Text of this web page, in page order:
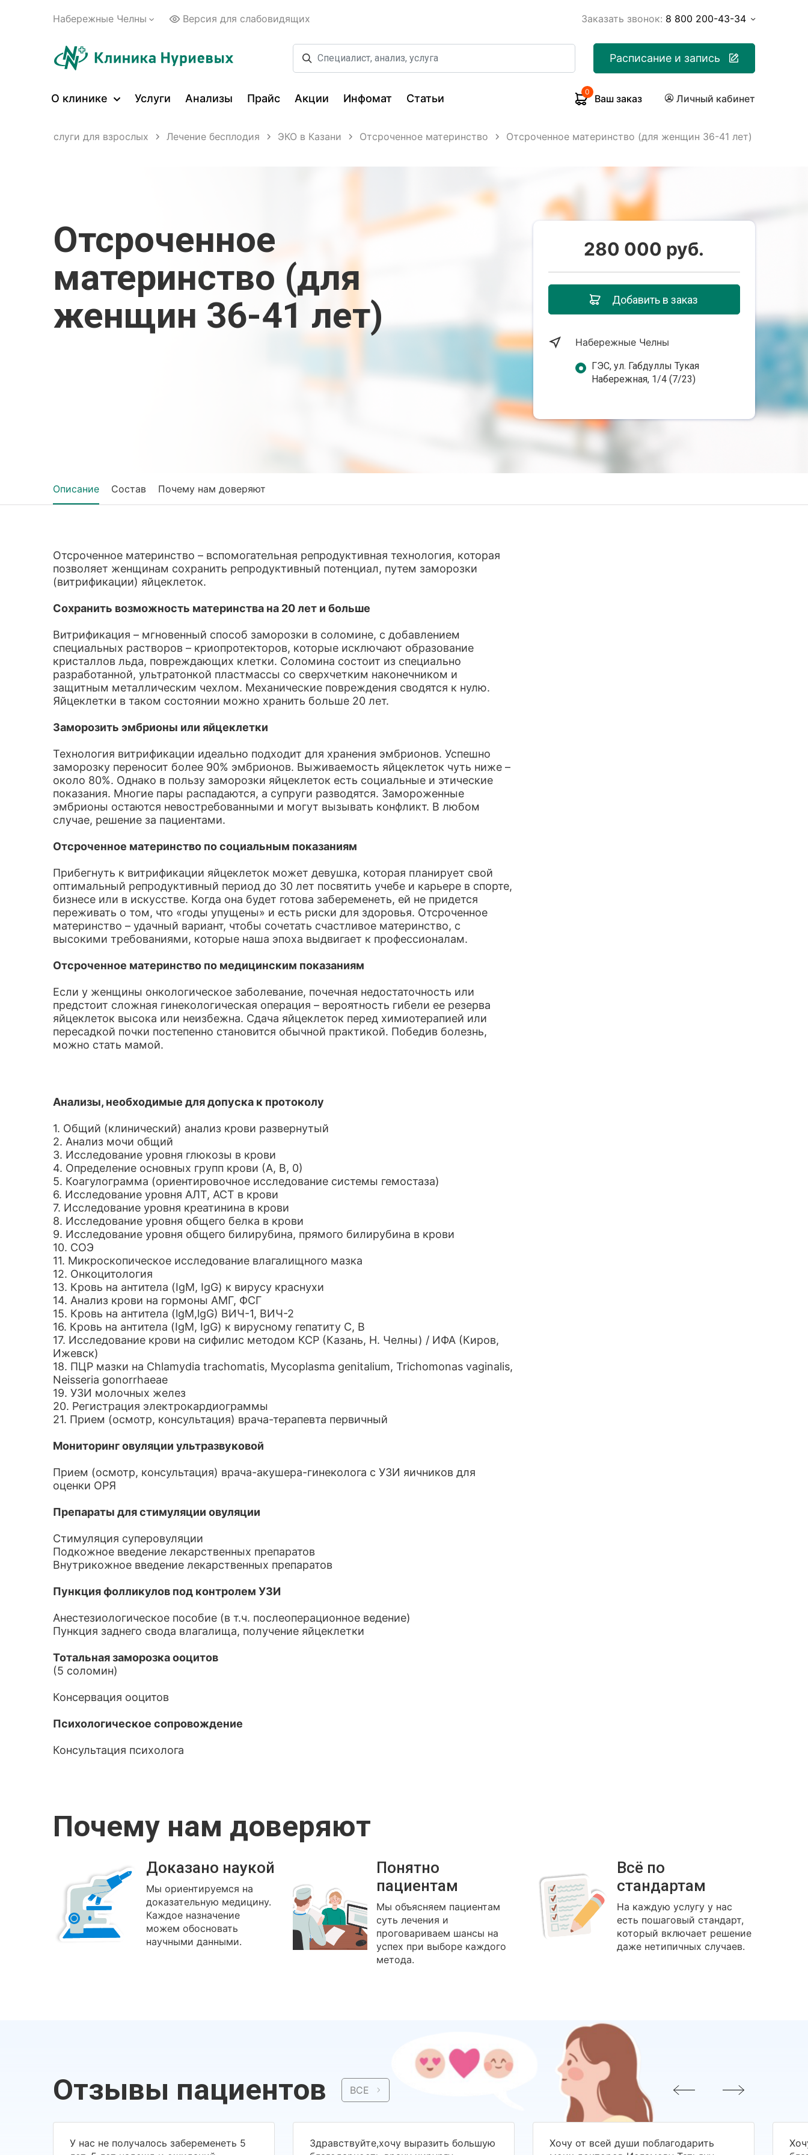
Набережные Челны Версия для слабовидящих Заказать звонок: 8 800 200-43-34
Расписание и запись
О клинике Услуги Анализы Прайс Акции Инфомат Статьи
0
Ваш заказ Личный кабинет
услуги для взрослых Лечение бесплодия ЭКО в Казани Отсроченное материнство Отсроченное материнство (для женщин 36-41 лет)
Отсроченное
материнство (для
женщин 36-41 лет)
280 000 руб.
Добавить в заказ
Набережные Челны
ГЭС, ул. Габдуллы Тукая
Набережная, 1/4 (7/23)
Описание Состав Почему нам доверяют
Отсроченное материнство – вспомогательная репродуктивная технология, которая
позволяет женщинам сохранить репродуктивный потенциал, путем заморозки
(витрификации) яйцеклеток.
Сохранить возможность материнства на 20 лет и больше
Витрификация – мгновенный способ заморозки в соломине, с добавлением
специальных растворов – криопротекторов, которые исключают образование
кристаллов льда, повреждающих клетки. Соломина состоит из специально
разработанной, ультратонкой пластмассы со сверхчетким наконечником и
защитным металлическим чехлом. Механические повреждения сводятся к нулю.
Яйцеклетки в таком состоянии можно хранить больше 20 лет.
Заморозить эмбрионы или яйцеклетки
Технология витрификации идеально подходит для хранения эмбрионов. Успешно
заморозку переносит более 90% эмбрионов. Выживаемость яйцеклеток чуть ниже –
около 80%. Однако в пользу заморозки яйцеклеток есть социальные и этические
показания. Многие пары распадаются, а супруги разводятся. Замороженные
эмбрионы остаются невостребованными и могут вызывать конфликт. В любом
случае, решение за пациентами.
Отсроченное материнство по социальным показаниям
Прибегнуть к витрификации яйцеклеток может девушка, которая планирует свой
оптимальный репродуктивный период до 30 лет посвятить учебе и карьере в спорте,
бизнесе или в искусстве. Когда она будет готова забеременеть, ей не придется
переживать о том, что «годы упущены» и есть риски для здоровья. Отсроченное
материнство – удачный вариант, чтобы сочетать счастливое материнство, с
высокими требованиями, которые наша эпоха выдвигает к профессионалам.
Отсроченное материнство по медицинским показаниям
Если у женщины онкологическое заболевание, почечная недостаточность или
предстоит сложная гинекологическая операция – вероятность гибели ее резерва
яйцеклеток высока или неизбежна. Сдача яйцеклеток перед химиотерапией или
пересадкой почки постепенно становится обычной практикой. Победив болезнь,
можно стать мамой.
Анализы, необходимые для допуска к протоколу
1. Общий (клинический) анализ крови развернутый
2. Анализ мочи общий
3. Исследование уровня глюкозы в крови
4. Определение основных групп крови (А, В, 0)
5. Коагулограмма (ориентировочное исследование системы гемостаза)
6. Исследование уровня АЛТ, АСТ в крови
7. Исследование уровня креатинина в крови
8. Исследование уровня общего белка в крови
9. Исследование уровня общего билирубина, прямого билирубина в крови
10. СОЭ
11. Микроскопическое исследование влагалищного мазка
12. Онкоцитология
13. Кровь на антитела (IgM, IgG) к вирусу краснухи
14. Анализ крови на гормоны АМГ, ФСГ
15. Кровь на антитела (lgM,lgG) ВИЧ-1, ВИЧ-2
16. Кровь на антитела (IgM, IgG) к вирусному гепатиту С, В
17. Исследование крови на сифилис методом КСР (Казань, Н. Челны) / ИФА (Киров,
Ижевск)
18. ПЦР мазки на Chlamydia trachomatis, Mycoplasma genitalium, Trichomonas vaginalis,
Neisseria gonorrhaeae
19. УЗИ молочных желез
20. Регистрация электрокардиограммы
21. Прием (осмотр, консультация) врача-терапевта первичный
Мониторинг овуляции ультразвуковой
Прием (осмотр, консультация) врача-акушера-гинеколога с УЗИ яичников для
оценки ОРЯ
Препараты для стимуляции овуляции
Стимуляция суперовуляции
Подкожное введение лекарственных препаратов
Внутрикожное введение лекарственных препаратов
Пункция фолликулов под контролем УЗИ
Анестезиологическое пособие (в т.ч. послеоперационное ведение)
Пункция заднего свода влагалища, получение яйцеклетки
Тотальная заморозка ооцитов
(5 соломин)
Консервация ооцитов
Психологическое сопровождение
Консультация психолога
Почему нам доверяют
Доказано наукой
Мы ориентируемся на
доказательную медицину.
Каждое назначение
можем обосновать
научными данными.
Понятно
пациентам
Мы объясняем пациентам
суть лечения и
проговариваем шансы на
успех при выборе каждого
метода.
Всё по
стандартам
На каждую услугу у нас
есть пошаговый стандарт,
который включает решение
даже нетипичных случаев.
Отзывы пациентов ВСЕ
У нас не получалось забеременеть 5
Здравствуйте,хочу выразить большую
Хочу от всей души поблагодарить